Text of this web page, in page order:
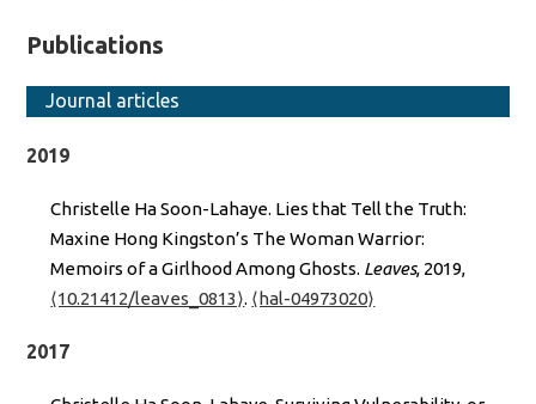
Publications
Journal articles
2019
Christelle Ha Soon-Lahaye. Lies that Tell the Truth:
Maxine Hong Kingston’s The Woman Warrior:
Memoirs of a Girlhood Among Ghosts. Leaves, 2019,
⟨10.21412/leaves_0813⟩. ⟨hal-04973020⟩
2017